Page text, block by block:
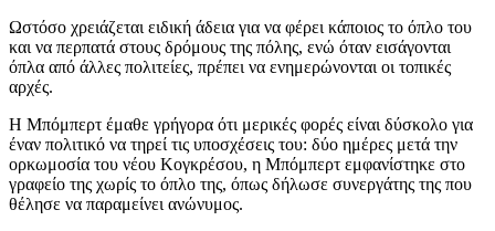
Ωστόσο χρειάζεται ειδική άδεια για να φέρει κάποιος το όπλο του
και να περπατά στους δρόμους της πόλης, ενώ όταν εισάγονται
όπλα από άλλες πολιτείες, πρέπει να ενημερώνονται οι τοπικές
αρχές.
Η Μπόμπερτ έμαθε γρήγορα ότι μερικές φορές είναι δύσκολο για
έναν πολιτικό να τηρεί τις υποσχέσεις του: δύο ημέρες μετά την
ορκωμοσία του νέου Κογκρέσου, η Μπόμπερτ εμφανίστηκε στο
γραφείο της χωρίς το όπλο της, όπως δήλωσε συνεργάτης της που
θέλησε να παραμείνει ανώνυμος.